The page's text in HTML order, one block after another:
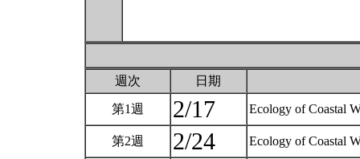
週次 日期
第1週 2/17 Ecology of Coastal
第2週 2/24 Ecology of Coastal